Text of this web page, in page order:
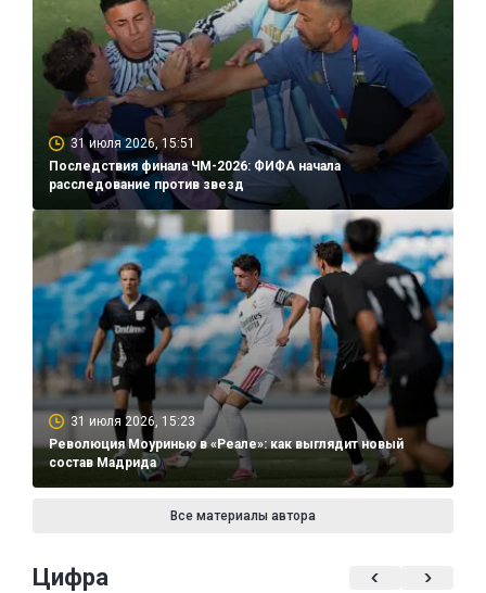
31 июля 2026, 15:51
Последствия финала ЧМ-2026: ФИФА начала
расследование против звезд
31 июля 2026, 15:23
Революция Моуринью в «Реале»: как выглядит новый
состав Мадрида
Все материалы автора
Цифра